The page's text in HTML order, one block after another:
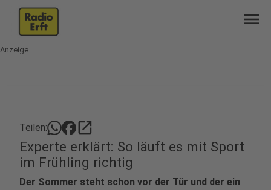
menu
Anzeige
Teilen: open_in_new
Experte erklärt: So läuft es mit Sport
im Frühling richtig
Der Sommer steht schon vor der Tür und der ein